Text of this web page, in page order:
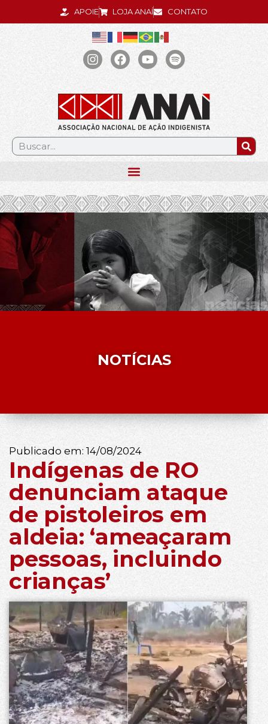
APOIE LOJA ANAÍ CONTATO
.
NOTÍCIAS
Publicado em: 14/08/2024
Indígenas de RO
denunciam ataque
de pistoleiros em
aldeia: ‘ameaçaram
pessoas, incluindo
crianças’